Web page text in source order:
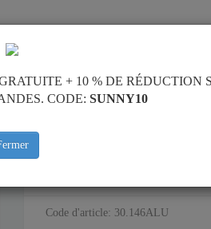
ALUMINIUM PROTECTION
Code d'article: 30.146ALU
+ 10 % DE RÉDUCTION
CODE: SUNNY10